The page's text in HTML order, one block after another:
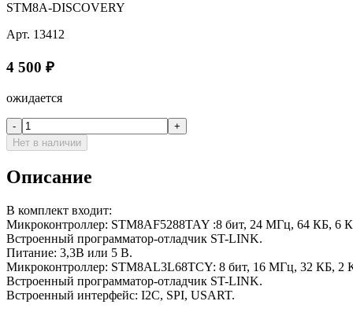
STM8A-DISCOVERY
Арт. 13412
4 500 ₽
ожидается
-
+
Нет в наличии
Описание
В комплект входит:
Микроконтроллер: STM8AF5288TAY :8 бит, 24 МГц, 64 КБ, 6
Встроенный программатор-отладчик ST-LINK.
Питание: 3,3В или 5 В.
Микроконтроллер: STM8AL3L68TCY: 8 бит, 16 МГц, 32 КБ, 2
Встроенный программатор-отладчик ST-LINK.
Встроенный интерфейс: I2C, SPI, USART.